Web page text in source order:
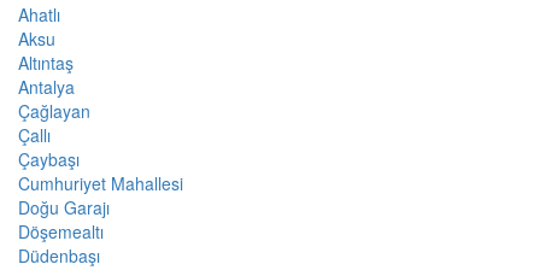
Ahatlı
Aksu
Altıntaş
Antalya
Çağlayan
Çallı
Çaybaşı
Cumhuriyet Mahallesi
Doğu Garajı
Döşemealtı
Düdenbaşı